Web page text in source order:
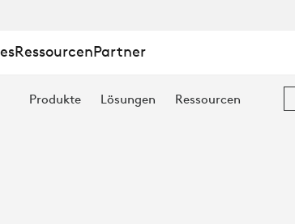
RessourcenPartner
Produkte Lösungen Ressourcen